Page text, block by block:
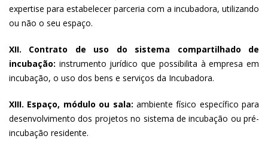
expertise para estabelecer parceria com a incubadora, utilizando
ou não o seu espaço.
XII. Contrato de uso do sistema compartilhado de
incubação: instrumento jurídico que possibilita à empresa em
incubação, o uso dos bens e serviços da Incubadora.
XIII. Espaço, módulo ou sala: ambiente físico específico para
desenvolvimento dos projetos no sistema de incubação ou pré-
incubação residente.